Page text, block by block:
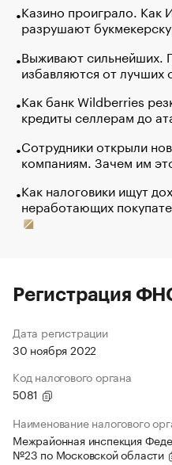
Казино проиграло. Как
разрушают
Выживают сильнейших.
избавляются от лучших
Как банк Wildberries
кредиты селлерам до
Сотрудники открыли
компаниям. Зачем им
Как налоговики ищут
неработающих
Регистрация
Дата регистрации
30 ноября 2022
Код налогового органа
5081
Наименование налогового
Межрайонная инспекция
№23 по Московской области